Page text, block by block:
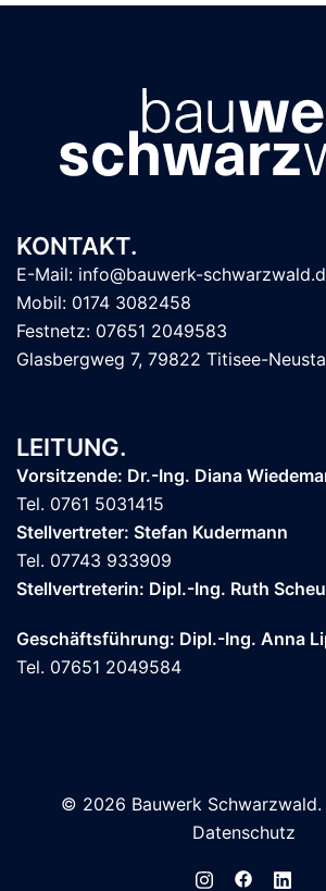
KONTAKT.
E-Mail: info@bauwerk-
Mobil: 0174 3082458
Festnetz: 07651 2049583
Glasbergweg 7, 79822 Titisee-
LEITUNG.
Vorsitzende: Dr.-Ing. Diana
Tel. 0761 5031415
Stellvertreter: Stefan Kudermann
Tel. 07743 933909
Stellvertreterin: Dipl.-Ing. Ruth
Geschäftsführung: Dipl.-Ing. Anna
Tel. 07651 2049584
© 2026 Bauwerk Schwarzwald.
Datenschutz